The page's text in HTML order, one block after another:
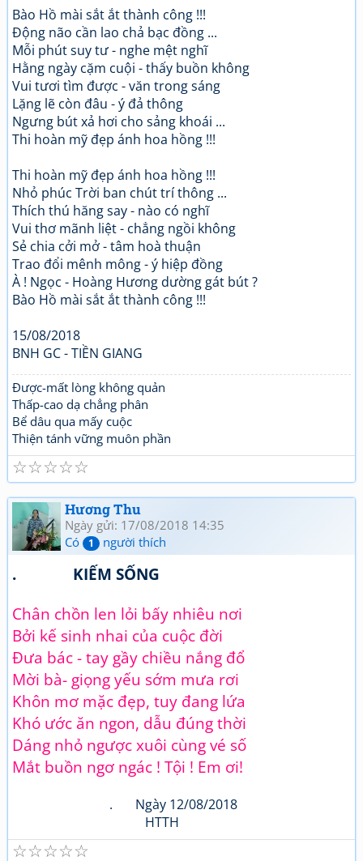
Bào Hồ mài sắt ắt thành công !!!
Động não cần lao chả bạc đồng ...
Mỗi phút suy tư - nghe mệt nghĩ
Hằng ngày cặm cuội - thấy buồn không
Vui tươi tìm được - văn trong sáng
Lặng lẽ còn đâu - ý đả thông
Ngưng bút xả hơi cho sảng khoái ...
Thi hoàn mỹ đẹp ánh hoa hồng !!!
Thi hoàn mỹ đẹp ánh hoa hồng !!!
Nhỏ phúc Trời ban chút trí thông ...
Thích thú hăng say - nào có nghĩ
Vui thơ mãnh liệt - chẳng ngồi không
Sẻ chia cởi mở - tâm hoà thuận
Trao đổi mênh mông - ý hiệp đồng
À ! Ngọc - Hoàng Hương dường gát bút ?
Bào Hồ mài sắt ắt thành công !!!
15/08/2018
BNH GC - TIỀN GIANG
Được-mất lòng không quản
Thấp-cao dạ chẳng phân
Bể dâu qua mấy cuộc
Thiện tánh vững muôn phần
☆
☆
☆
☆
☆
Hương Thu
Ngày gửi: 17/08/2018 14:35
Có
1 người thích
. KIẾM SỐNG
Chân chồn len lỏi bấy nhiêu nơi
Bởi kế sinh nhai của cuộc đời
Đưa bác - tay gầy chiều nắng đổ
Mời bà- giọng yếu sớm mưa rơi
Khôn mơ mặc đẹp, tuy đang lứa
Khó ước ăn ngon, dẫu đúng thời
Dáng nhỏ ngược xuôi cùng vé số
Mắt buồn ngơ ngác ! Tội ! Em ơi!
. Ngày 12/08/2018
HTTH
☆
☆
☆
☆
☆